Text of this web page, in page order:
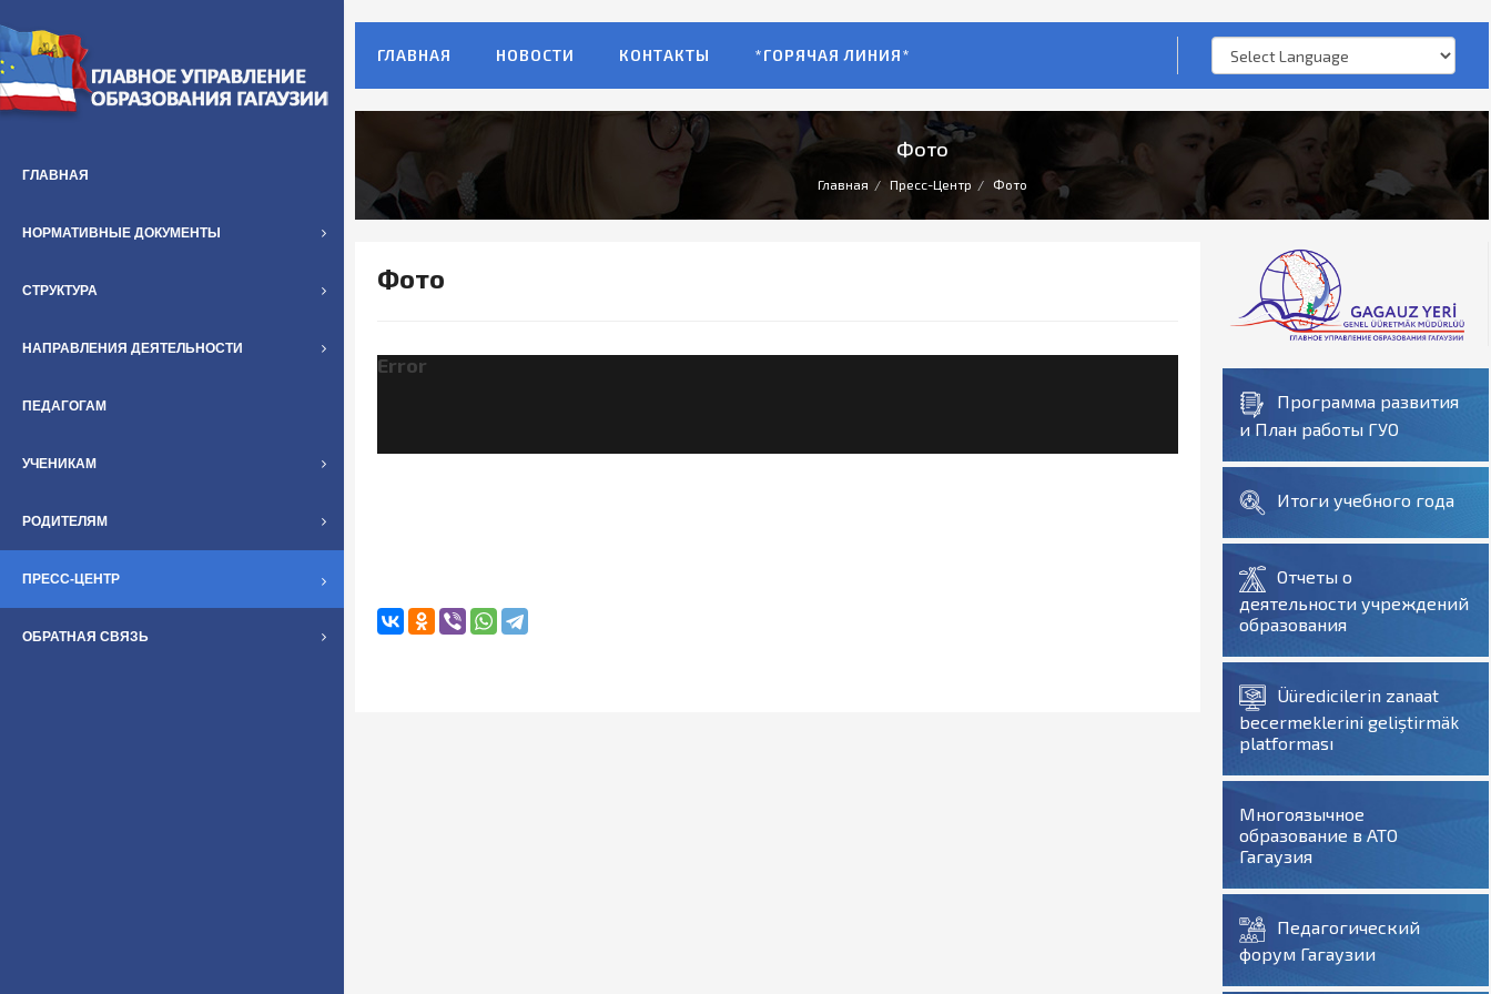
ГЛАВНАЯ
НОРМАТИВНЫЕ ДОКУМЕНТЫ
СТРУКТУРА
НАПРАВЛЕНИЯ ДЕЯТЕЛЬНОСТИ
ПЕДАГОГАМ
УЧЕНИКАМ
РОДИТЕЛЯМ
ПРЕСС-ЦЕНТР
ОБРАТНАЯ СВЯЗЬ
ГЛАВНАЯ НОВОСТИ КОНТАКТЫ *ГОРЯЧАЯ ЛИНИЯ*
Фото
Главная Пресс-Центр Фото
Фото
Error
Программа развития
и План работы ГУО
Итоги учебного года
Отчеты о
деятельности учреждений
образования
Üüredicilerin zanaat
becermeklerini geliştirmäk
platforması
Многоязычное
образование в АТО
Гагаузия
Педагогический
форум Гагаузии